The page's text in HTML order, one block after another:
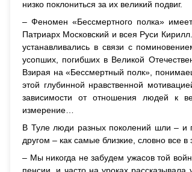
низко поклониться за их великий подвиг.
– Феномен «Бессмертного полка»
Патриарх Московский и всея Руси
устанавливались в связи с
усопших, погибших в Великой
Взирая на «Бессмертный полк»,
этой глубинной нравственной
зависимости от отношения людей к
измерение…
В Туле люди разных поколений шли – и
другом – как самые близкие, словно все
– Мы никогда не забудем ужасов той